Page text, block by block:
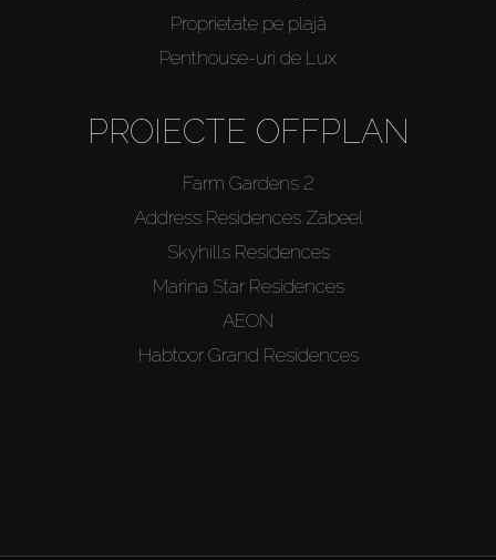
Proprietate pe plajă
Penthouse-uri de Lux
PROIECTE OFFPLAN
Farm Gardens 2
Address Residences Zabeel
Skyhills Residences
Marina Star Residences
AEON
Habtoor Grand Residences